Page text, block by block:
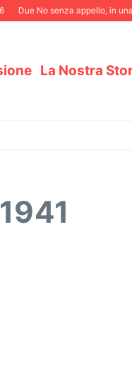
Due No senza appello, in
La Nostra